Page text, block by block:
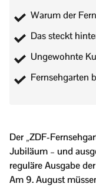
Warum der
Das steckt
Ungewohnte
Fernsehgarten
Der „ZDF-
Jubiläum – und
reguläre Ausgabe
Am 9. August